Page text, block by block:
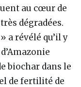
au cœur de
dégradées.
a révélé qu’il y
biochar dans le
de fertilité de